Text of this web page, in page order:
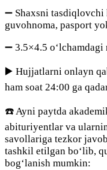
➖ Shaxsni
guvohnoma, pasport
➖ 3.5×4.5
▶️ Hujjatlarni onlayn
ham soat 24:00 ga
☎️ Ayni paytda
abituriyentlar va
savollariga tezkor
tashkil etilgan bo‘lib,
bog‘lanish mumkin: